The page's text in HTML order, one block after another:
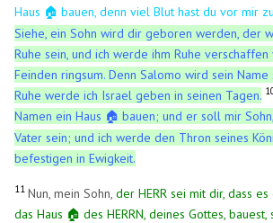
Haus 🏠 bauen, denn viel Blut hast du vor mir
Siehe, ein Sohn wird dir geboren werden, der
Ruhe sein, und ich werde ihm Ruhe
Feinden ringsum. Denn Salomo wird sein Name
Ruhe werde ich Israel geben in seinen Tagen.
Namen ein Haus 🏠 bauen; und er soll mir
Vater sein; und ich werde den Thron seines
befestigen in Ewigkeit.
11 Nun, mein Sohn,der HERR sei mit dir, dass
das Haus 🏠 ​des HERRN, deines Gottes,